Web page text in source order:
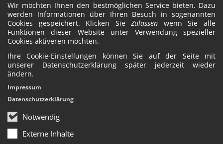
Wir möchten Ihnen den bestmöglichen Service bieten. Dazu
werden Informationen über Ihren Besuch in sogenannten
Cookies gespeichert. Klicken SieZulassen wenn Sie alle
Funktionen dieser Website unter Verwendung spezieller
Cookies aktiveren möchten.
Ihre Cookie-Einstellungen können Sie auf der Seite mit
unserer Datenschutzerklärung später jederzeit wieder
ändern.
Notwendig
Externe Inhalte
Impressum
Datenschutzerklärung